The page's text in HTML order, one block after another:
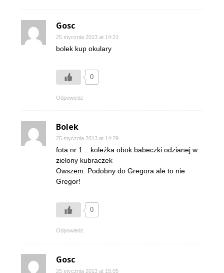
Gosc
25 stycznia 2013 at 14:21
bolek kup okulary
0
Odpowiedz
Bolek
25 stycznia 2013 at 14:29
fota nr 1 .. koleżka obok babeczki odzianej w
zielony kubraczek
Owszem. Podobny do Gregora ale to nie
Gregor!
0
Odpowiedz
Gosc
25 stycznia 2013 at 15:05